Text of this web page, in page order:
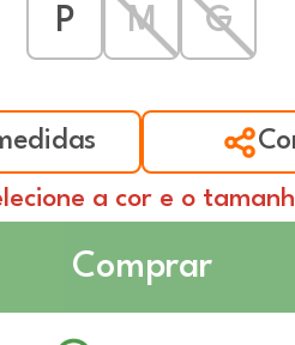
P
M G
a cor e o
Comprar